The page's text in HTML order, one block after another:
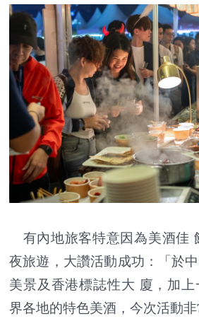
有內地旅客特意因為美酒佳
夜旅遊，大讚活動成功：「於
美景及香港標誌性大 廈，加
界各地的特色美酒，今次活動非